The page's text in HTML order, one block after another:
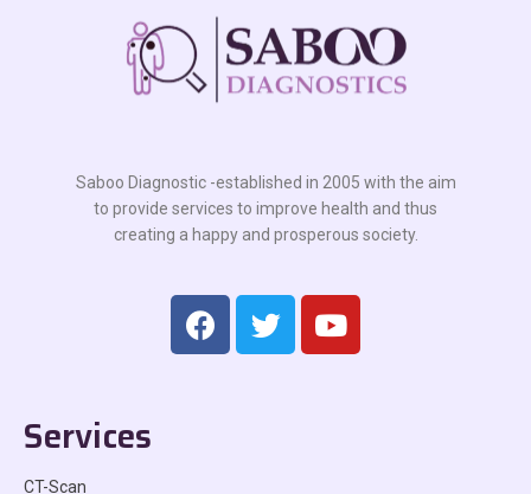
Saboo Diagnostic -established in 2005 with the aim
to provide services to improve health and thus
creating a happy and prosperous society.
Services
CT-Scan